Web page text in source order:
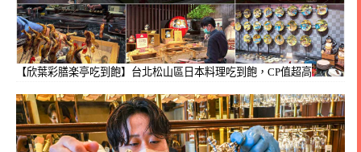
【欣葉彩膳楽亭吃到飽】台北松山區日本料理吃到飽，CP值超高